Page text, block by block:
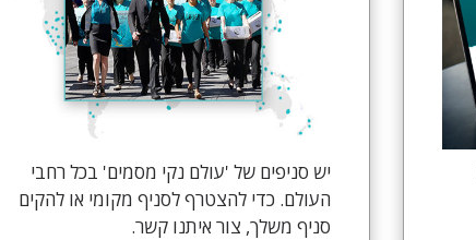
יש סניפים של 'עולם נקי מסמים' בכל רחבי
העולם. כדי להצטרף לסניף מקומי או להקים
סניף משלך, צור איתנו קשר.